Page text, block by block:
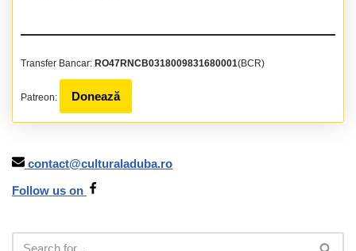
Transfer Bancar: RO47RNCB0318009831680001(BCR)
Patreon: Donează
contact@culturaladuba.ro
Follow us on